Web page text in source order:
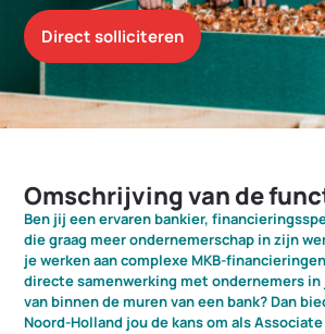
Direct solliciteren
Omschrijving van de
Ben jij een ervaren bankier,
die graag meer ondernemerschap in zijn
je werken aan complexe MKB-
directe samenwerking met ondernemers
van binnen de muren van een bank? Dan
Noord-Holland jou de kans om als